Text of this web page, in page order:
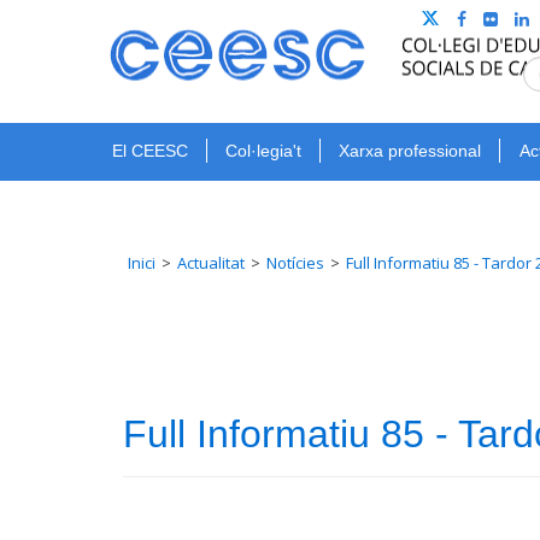
El CEESC Col·legia't Xarxa professional
Inici Actualitat Notícies Full Informatiu 85 - Tardor
Full Informatiu 85 -